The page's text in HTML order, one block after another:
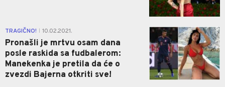
TRAGIČNO! 10.02.2021.
Pronašli je mrtvu osam dana
posle raskida sa fudbalerom:
Manekenka je pretila da će o
zvezdi Bajerna otkriti sve!
0